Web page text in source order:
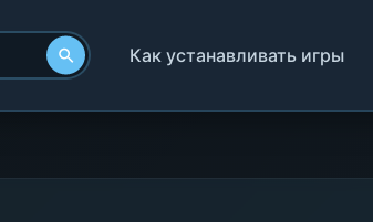
Как устанавливать игры